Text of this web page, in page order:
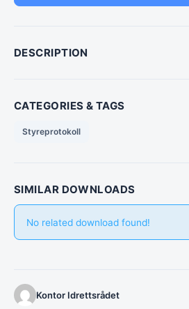
DESCRIPTION
CATEGORIES & TAGS
Styreprotokoll
SIMILAR DOWNLOADS
No related download found!
Kontor Idrettsrådet